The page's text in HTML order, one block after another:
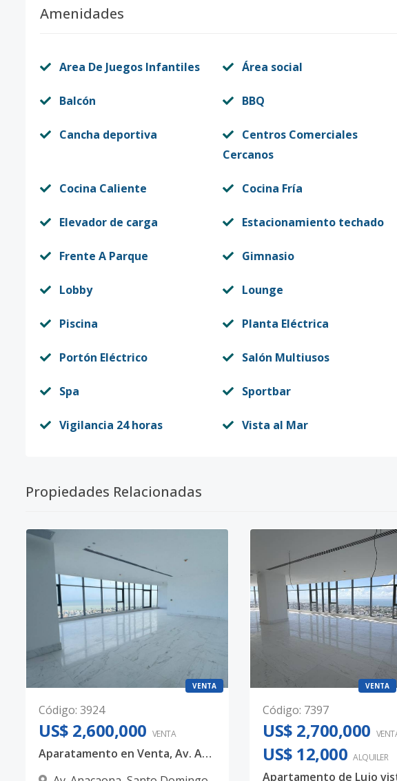
Amenidades
Area De Juegos Infantiles Área social
Balcón BBQ
Cancha deportiva
Centros Comerciales
Cercanos
Cocina Caliente Cocina Fría
Elevador de carga Estacionamiento techado
Frente A Parque Gimnasio
Lobby Lounge
Piscina Planta Eléctrica
Portón Eléctrico Salón Multiusos
Spa Sportbar
Vigilancia 24 horas Vista al Mar
Propiedades Relacionadas
VENTA
Código: 3924
US$ 2,600,000 VENTA
Aparatamento en Venta, Av. Anacaona
VENTA
Código: 7397
US$ 2,700,000
US$ 12,000 ALQUILER